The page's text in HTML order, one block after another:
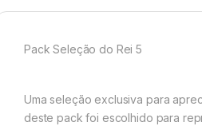
Pack Seleção do Rei 5
Uma seleção exclusiva para
deste pack foi escolhido para